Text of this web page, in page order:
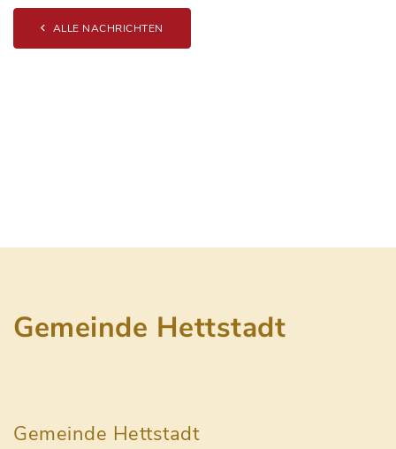
ALLE NACHRICHTEN
Gemeinde Hettstadt
Gemeinde Hettstadt